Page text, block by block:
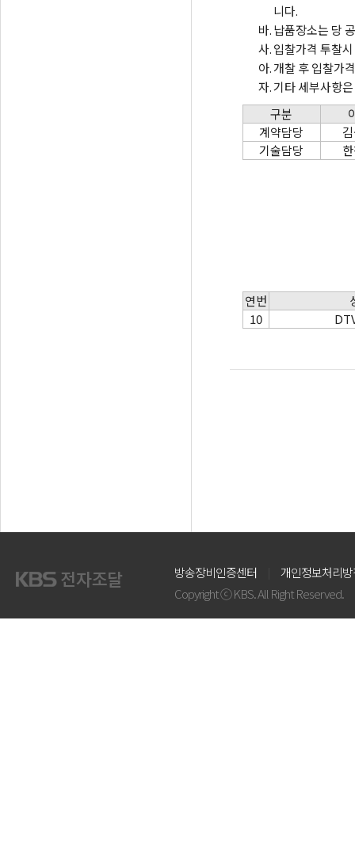
니다.
바.납품장소는 당
사.입찰가격 투찰
아.개찰 후 입찰가
자.기타 세부사항
구분
계약담당
기술담당
연번
10
방송장비인증센터
개인정보처리
Copyright ⓒ KBS. All Right Reserved.